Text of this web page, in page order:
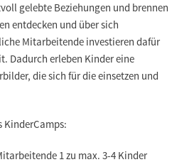
gelebte Beziehungen und brennen
entdecken und über sich
Mitarbeitende investieren dafür
Dadurch erleben Kinder eine
die sich für die einsetzen und
KinderCamps:
1 zu max. 3-4 Kinder